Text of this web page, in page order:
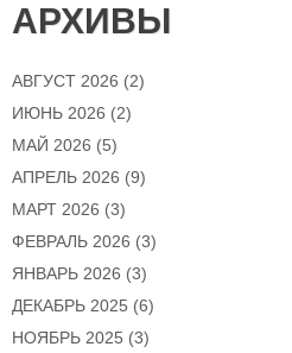
АРХИВЫ
АВГУСТ 2026 (2)
ИЮНЬ 2026 (2)
МАЙ 2026 (5)
АПРЕЛЬ 2026 (9)
МАРТ 2026 (3)
ФЕВРАЛЬ 2026 (3)
ЯНВАРЬ 2026 (3)
ДЕКАБРЬ 2025 (6)
НОЯБРЬ 2025 (3)